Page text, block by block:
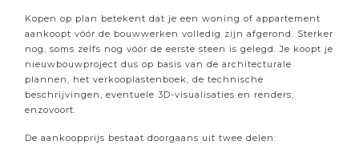
Kopen op plan betekent dat je een woning of appartement
aankoopt vóór de bouwwerken volledig zijn afgerond. Sterker
nog, soms zelfs nog vóór de eerste steen is gelegd. Je koopt je
nieuwbouwproject dus op basis van de architecturale
plannen, het verkooplastenboek, de technische
beschrijvingen, eventuele 3D-visualisaties en renders,
enzovoort.
De aankoopprijs bestaat doorgaans uit twee delen: